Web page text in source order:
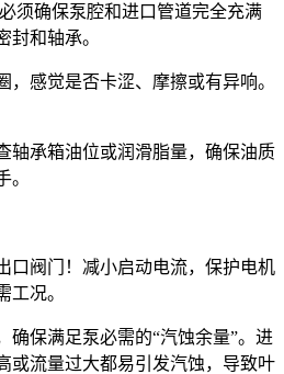
须确保泵腔和进口管道完全充满
封和轴承。
，感觉是否卡涩、摩擦或有异响。
轴承箱油位或润滑脂量，确保油质
。
口阀门！减小启动电流，保护电机
工况。
确保满足泵必需的“汽蚀余量”。进
或流量过大都易引发汽蚀，导致叶